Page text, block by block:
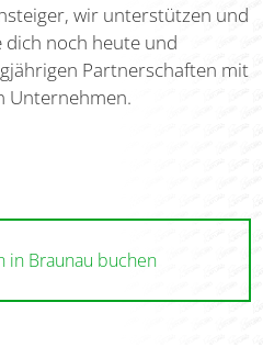
wir unterstützen und
noch heute und
Partnerschaften mit
Unternehmen.
in Braunau buchen